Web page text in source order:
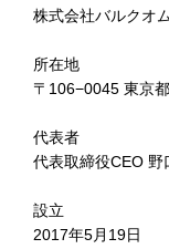
株式会社バルクオ
所在地
〒106−0045 東京
代表者
代表取締役CEO 野
設立
2017年5月19日